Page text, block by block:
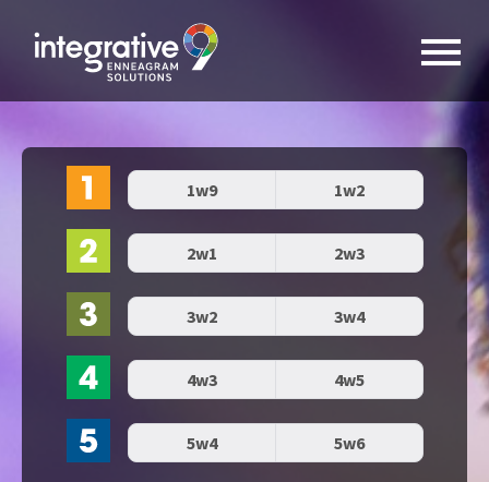
1w9 1w2
2w1 2w3
3w2 3w4
4w3 4w5
5w4 5w6